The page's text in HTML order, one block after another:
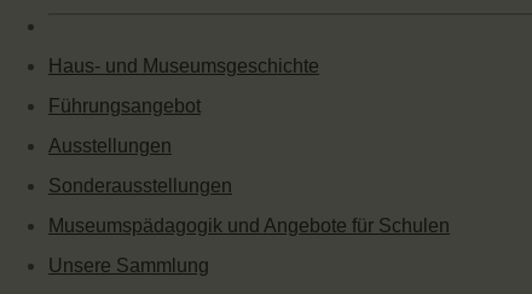
Haus- und Museumsgeschichte
Führungsangebot
Ausstellungen
Sonderausstellungen
Museumspädagogik und Angebote für Schulen
Unsere Sammlung